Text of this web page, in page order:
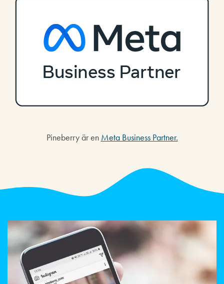
Pineberry är en Meta Business Partner.